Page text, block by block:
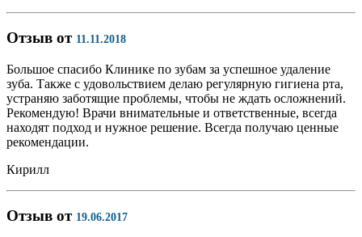
Отзыв от 11.11.2018
Большое спасибо Клинике по зубам за успешное удаление
зуба. Также с удовольствием делаю регулярную гигиена рта,
устраняю заботящие проблемы, чтобы не ждать осложнений.
Рекомендую! Врачи внимательные и ответственные, всегда
находят подход и нужное решение. Всегда получаю ценные
рекомендации.
Кирилл
Отзыв от 19.06.2017